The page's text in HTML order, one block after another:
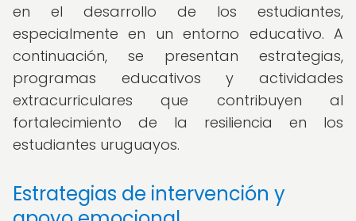
en el desarrollo de los estudiantes,
especialmente en un entorno educativo. A
continuación, se presentan estrategias,
programas educativos y actividades
extracurriculares que contribuyen al
fortalecimiento de la resiliencia en los
estudiantes uruguayos.
Estrategias de intervención y